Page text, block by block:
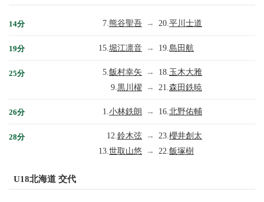
14分 7. 熊谷聖吾 → 20. 平川士道
19分 15. 堀江凛音 → 19. 島田航
25分 5. 飯村幸矢 → 18. 玉木大雅
9. 黒川櫂 → 21. 森田鉄暁
26分 1. 小林鉄朗 → 16. 北野佑輔
28分 12. 鈴木弦 → 23. 櫻井創太
13. 世取山悠 → 22. 飯塚樹
U18北海道 交代